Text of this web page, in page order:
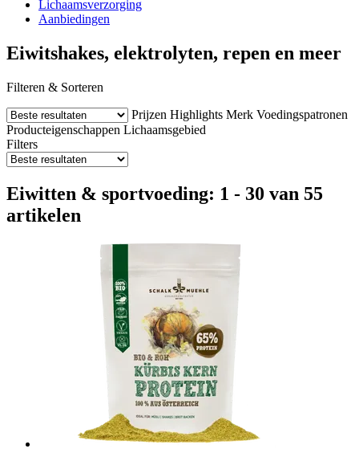
Lichaamsverzorging
Aanbiedingen
Eiwitshakes, elektrolyten, repen en meer
Filteren & Sorteren
Prijzen Highlights Merk Voedingspatronen
Producteigenschappen Lichaamsgebied
Filters
Eiwitten & sportvoeding: 1 - 30 van 55
artikelen